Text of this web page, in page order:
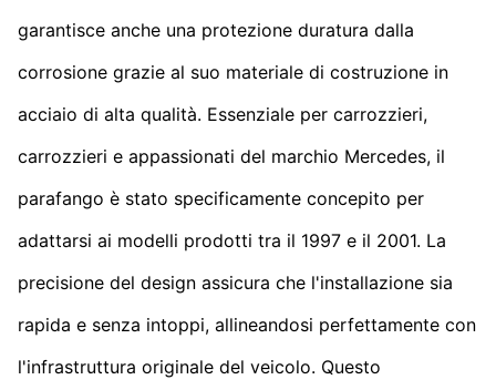
garantisce anche una protezione duratura dalla
corrosione grazie al suo materiale di costruzione in
acciaio di alta qualità. Essenziale per carrozzieri,
carrozzieri e appassionati del marchio Mercedes, il
parafango è stato specificamente concepito per
adattarsi ai modelli prodotti tra il 1997 e il 2001. La
precisione del design assicura che l'installazione sia
rapida e senza intoppi, allineandosi perfettamente con
l'infrastruttura originale del veicolo. Questo